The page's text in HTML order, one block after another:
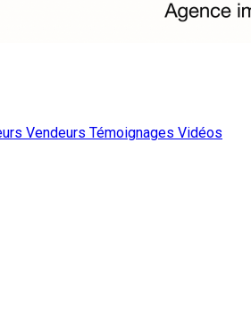
Vendeurs Témoignages Vidéos